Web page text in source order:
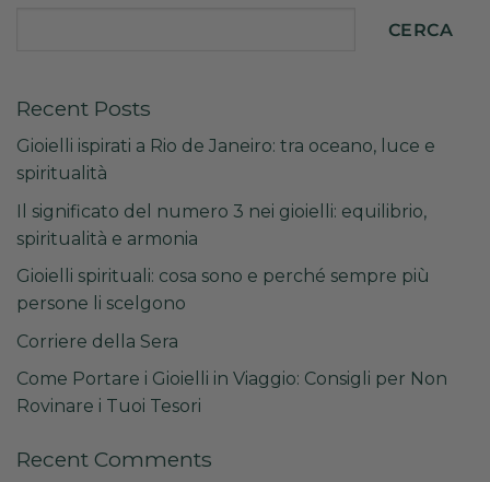
CERCA
Recent Posts
Gioielli ispirati a Rio de Janeiro: tra oceano, luce e
spiritualità
Il significato del numero 3 nei gioielli: equilibrio,
spiritualità e armonia
Gioielli spirituali: cosa sono e perché sempre più
persone li scelgono
Corriere della Sera
Come Portare i Gioielli in Viaggio: Consigli per Non
Rovinare i Tuoi Tesori
Recent Comments